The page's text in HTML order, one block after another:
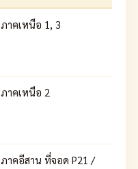
ภาคเหนือ 1, 3
ภาคเหนือ 2
ภาคอีสาน ที่จอด P21 /